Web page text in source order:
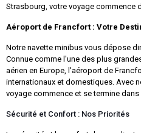
Strasbourg, votre voyage commence
Aéroport de Francfort : Votre
Notre navette minibus vous dépose
Connue comme l'une des plus
aérien en Europe, l'aéroport de
internationaux et domestiques. Avec
voyage commence et se termine
Sécurité et Confort : Nos Priorités